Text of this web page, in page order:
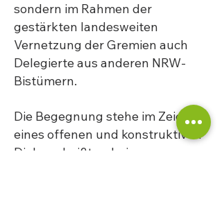
sondern im Rahmen der
gestärkten landesweiten
Vernetzung der Gremien auch
Delegierte aus anderen NRW-
Bistümern.
Die Begegnung stehe im Zeichen
eines offenen und konstruktiven
Dialogs, heißt es beim